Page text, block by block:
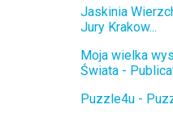
Jaskinia
Jury Krakow...
Moja wielka
Świata -
Puzzle4u -